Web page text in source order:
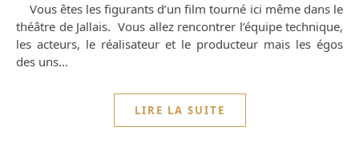
Vous êtes les figurants d’un film tourné ici même dans le
théâtre de Jallais. Vous allez rencontrer l’équipe technique,
les acteurs, le réalisateur et le producteur mais les égos
des uns…
LIRE LA SUITE